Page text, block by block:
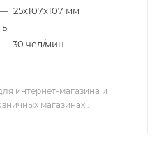
25x107x107 мм
30 чел/мин
интернет-магазина и
магазинах .